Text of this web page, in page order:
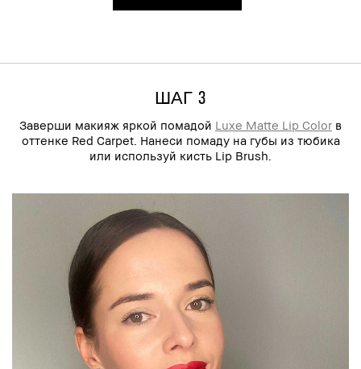
ШАГ 3
Заверши макияж яркой помадой Luxe Matte Lip Color в
оттенке Red Carpet. Нанеси помаду на губы из тюбика
или используй кисть Lip Brush.